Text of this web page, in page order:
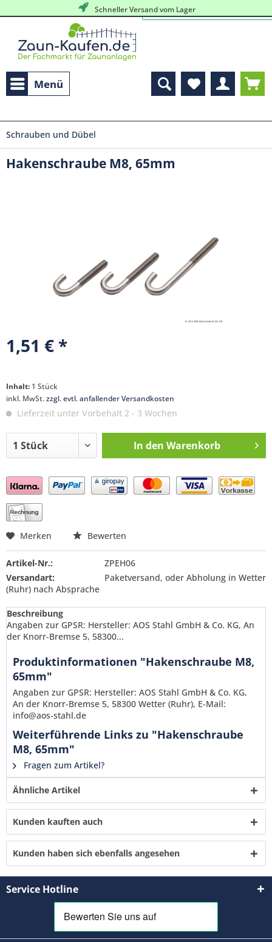
Schneller Versand vom Lager
Menü
Schrauben und Dübel
Hakenschraube M8, 65mm
1,51 € *
Inhalt: 1 Stück
inkl. MwSt.zzgl. evtl. anfallender Versandkosten
Lieferzeit unter Vorbehalt 2 - 3 Wochen
In den Warenkorb
Preis anfragen
Ich habe die
verstanden und stimme zu. *
Mit * gekennzeichnete Felder sind Pflichtfelder.
Senden
Merken Bewerten
Artikel-Nr.:
ZPEH06
Versandart:
Paketversand, oder Abholung in Wetter
(Ruhr) nach Absprache
Beschreibung
Angaben zur GPSR: Hersteller: AOS Stahl GmbH & Co. KG, An
der Knorr-Bremse 5, 58300...
Produktinformationen "Hakenschraube M8,
65mm"
Angaben zur GPSR: Hersteller: AOS Stahl GmbH & Co. KG,
An der Knorr-Bremse 5, 58300 Wetter (Ruhr), E-Mail:
info@aos-stahl.de
Weiterführende Links zu "Hakenschraube
M8, 65mm"
Fragen zum Artikel?
Ähnliche Artikel
Kunden kauften auch
Kunden haben sich ebenfalls angesehen
Service Hotline